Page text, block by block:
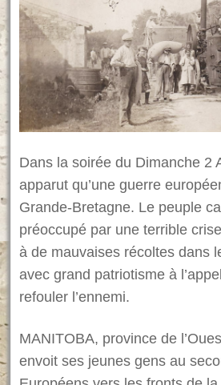
Dans la soirée du Dimanche 2
apparut qu’une guerre
Grande-Bretagne. Le peuple
préoccupé par une terrible
à de mauvaises récoltes dans
avec grand patriotisme à
refouler l’ennemi.
MANITOBA, province de
envoit ses jeunes gens au